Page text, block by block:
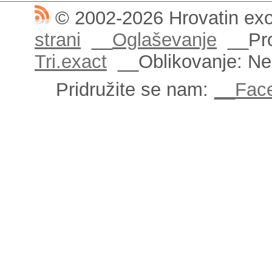
© 2002-2026 Hrovatin
strani
Oglaševanje
Tri.exact __Oblikovanje:
Pridružite se nam: